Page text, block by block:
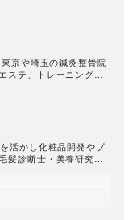
京や埼玉の鍼灸整骨院
ステ、トレーニング指
「みやび鍼灸堂」を開
」がモットー。自身の
らえるようなイベント
極的に参加し、「元気
中。スポーツ選手、ア
術経験あり。自身もタ
活かし化粧品開発やプ
髪診断士・美養研究
代表。現在は、サロン
の監修、執筆、TV出演